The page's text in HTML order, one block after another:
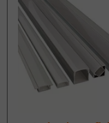
bedieningsopties en